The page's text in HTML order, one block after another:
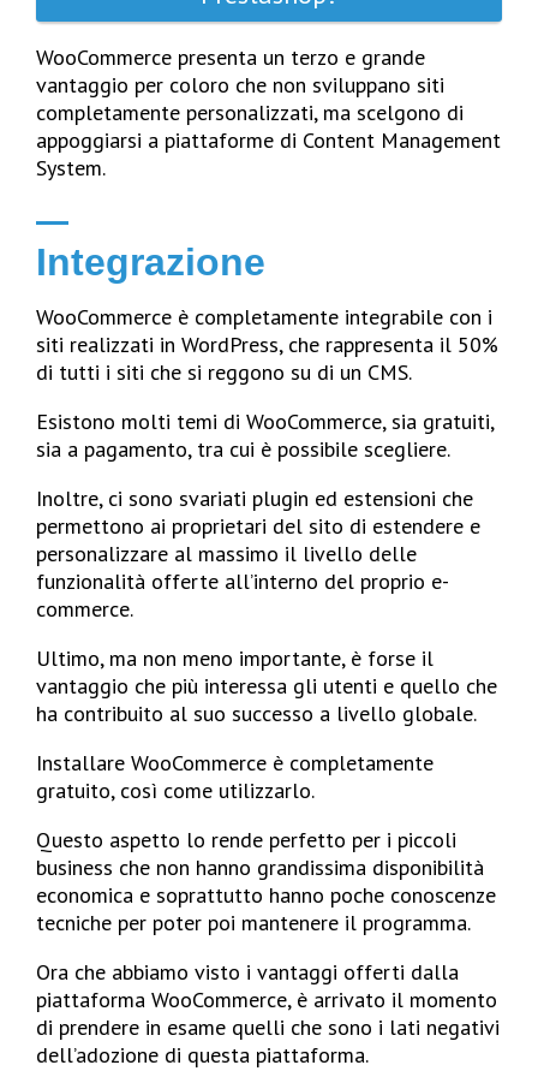
WooCommerce presenta un terzo e grande
vantaggio per coloro che non sviluppano siti
completamente personalizzati, ma scelgono di
appoggiarsi a piattaforme di Content Management
System.
Integrazione
WooCommerce è completamente integrabile con i
siti realizzati in WordPress, che rappresenta il 50%
di tutti i siti che si reggono su di un CMS.
Esistono molti temi di WooCommerce, sia gratuiti,
sia a pagamento, tra cui è possibile scegliere.
Inoltre, ci sono svariati plugin ed estensioni che
permettono ai proprietari del sito di estendere e
personalizzare al massimo il livello delle
funzionalità offerte all’interno del proprio e-
commerce.
Ultimo, ma non meno importante, è forse il
vantaggio che più interessa gli utenti e quello che
ha contribuito al suo successo a livello globale.
Installare WooCommerce è completamente
gratuito, così come utilizzarlo.
Questo aspetto lo rende perfetto per i piccoli
business che non hanno grandissima disponibilità
economica e soprattutto hanno poche conoscenze
tecniche per poter poi mantenere il programma.
Ora che abbiamo visto i vantaggi offerti dalla
piattaforma WooCommerce, è arrivato il momento
di prendere in esame quelli che sono i lati negativi
dell’adozione di questa piattaforma.